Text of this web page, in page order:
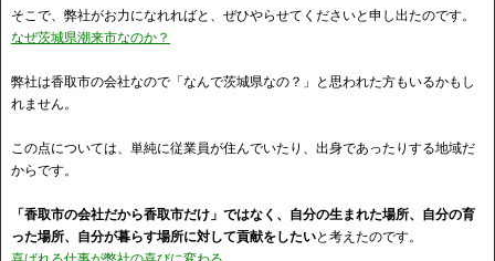
そこで、弊社がお力になれればと、ぜひやらせてくださいと申し出たのです。
なぜ茨城県潮来市なのか？
弊社は香取市の会社なので「なんで茨城県なの？」と思われた方もいるかもし
れません。
この点については、単純に従業員が住んでいたり、出身であったりする地域だ
からです。
「香取市の会社だから香取市だけ」ではなく、自分の生まれた場所、自分の育
った場所、自分が暮らす場所に対して貢献をしたいと考えたのです。